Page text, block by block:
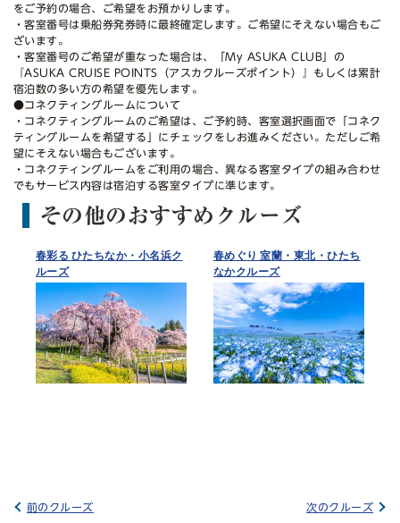
をご予約の場合、ご希望をお預かりします。
・客室番号は乗船券発券時に最終確定します。ご希望にそえない場合もご
ざいます。
・客室番号のご希望が重なった場合は、「My ASUKA CLUB」の
『ASUKA CRUISE POINTS（アスカクルーズポイント）』もしくは累計
宿泊数の多い方の希望を優先します。
●コネクティングルームについて
・コネクティングルームのご希望は、ご予約時、客室選択画面で「コネク
ティングルームを希望する」にチェックをしお進みください。ただしご希
望にそえない場合もございます。
・コネクティングルームをご利用の場合、異なる客室タイプの組み合わせ
でもサービス内容は宿泊する客室タイプに準じます。
その他のおすすめクルーズ
春彩る ひたちなか・小名浜ク
ルーズ
春めぐり 室蘭・東北・ひたち
なかクルーズ
前のクルーズ 次のクルーズ